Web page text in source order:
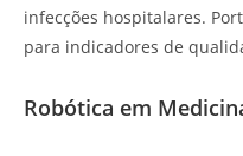
infecções hospitalares.
para indicadores de
Robótica em